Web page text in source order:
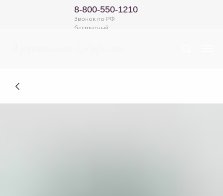
8-800-550-1210
Звонок по РФ
бесплатный